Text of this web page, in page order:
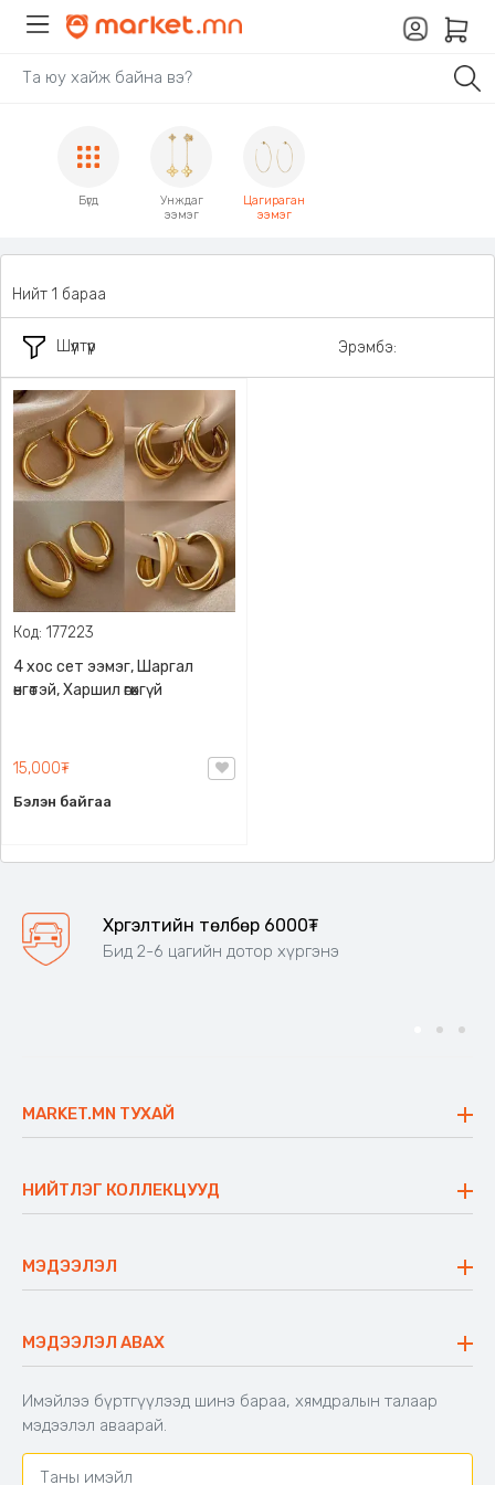
Бүгд
Унждаг
ээмэг
Цагираган
ээмэг
Шүүлтүүр
Нийт 1 бараа
Эрэмбэ:
Код: 177223
4 хос сет ээмэг, Шаргал
өнгөтэй, Харшил өгөхгүй
15,000₮
Бэлэн байгаа
Хүргэлтийн төлбөр 6000₮
Бид 2-6 цагийн дотор хүргэнэ
MARKET.MN ТУХАЙ
Үнэт зүйлс
Ажлын байр
Блог
НИЙТЛЭГ КОЛЛЕКЦУУД
Сүүдрэвч
Аяны ширээ
Аяны түшлэгтэй сандал
МЭДЭЭЛЭЛ
Буцаалтын журам
Захиалга шалгах
Хамтран ажиллах
Холбоо барих
МЭДЭЭЛЭЛ АВАХ
Имэйлээ бүртгүүлээд шинэ бараа, хямдралын талаар
мэдээлэл аваарай.